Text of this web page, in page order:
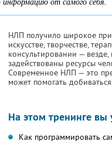
НЛП получило широкое
искусстве, творчестве,
консультировании —
задействованы ресурсы
Современное НЛП — это
может помогать
На этом тренинге вы
Как программировать